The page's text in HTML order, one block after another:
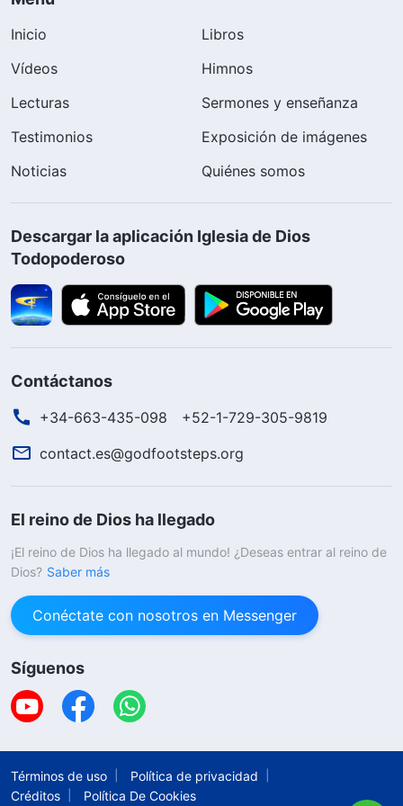
Inicio
Libros
Vídeos
Himnos
Lecturas
Sermones y enseñanza
Testimonios
Exposición de imágenes
Noticias
Quiénes somos
Descargar la aplicación Iglesia de Dios
Todopoderoso
Contáctanos
+34-663-435-098
+52-1-729-305-9819
contact.es@godfootsteps.org
El reino de Dios ha llegado
¡El reino de Dios ha llegado al mundo! ¿Deseas entrar al reino de
Dios? Saber más
Conéctate con nosotros en Messenger
Síguenos
Términos de uso
Política de privacidad
Créditos
Política De Cookies